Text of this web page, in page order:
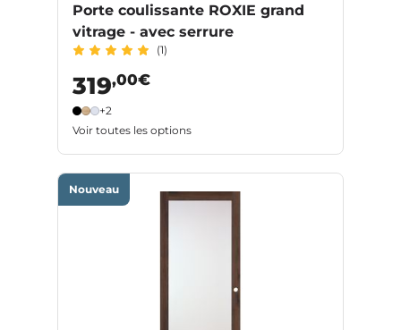
Porte coulissante ROXIE grand
vitrage - avec serrure
(1)
319,00€
+2
Voir toutes les options
Nouveau